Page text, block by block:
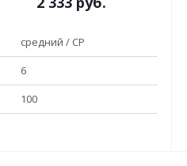
средний / СР
6
100